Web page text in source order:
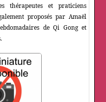
thérapeutes et praticiens
proposés par Amaël
de Qi Gong et